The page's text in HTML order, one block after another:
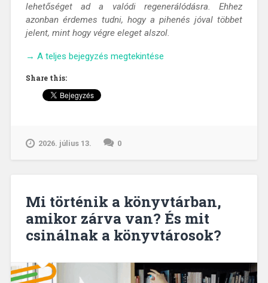
lehetőséget ad a valódi regenerálódásra. Ehhez
azonban érdemes tudni, hogy a pihenés jóval többet
jelent, mint hogy végre eleget alszol.
„Itt
nyár,
töltsd
Regenerálódás
→ A teljes bejegyzés megtekintése
Share this:
2026. július 13. 0
Mi történik a könyvtárban,
amikor zárva van? És mit
csinálnak a könyvtárosok?